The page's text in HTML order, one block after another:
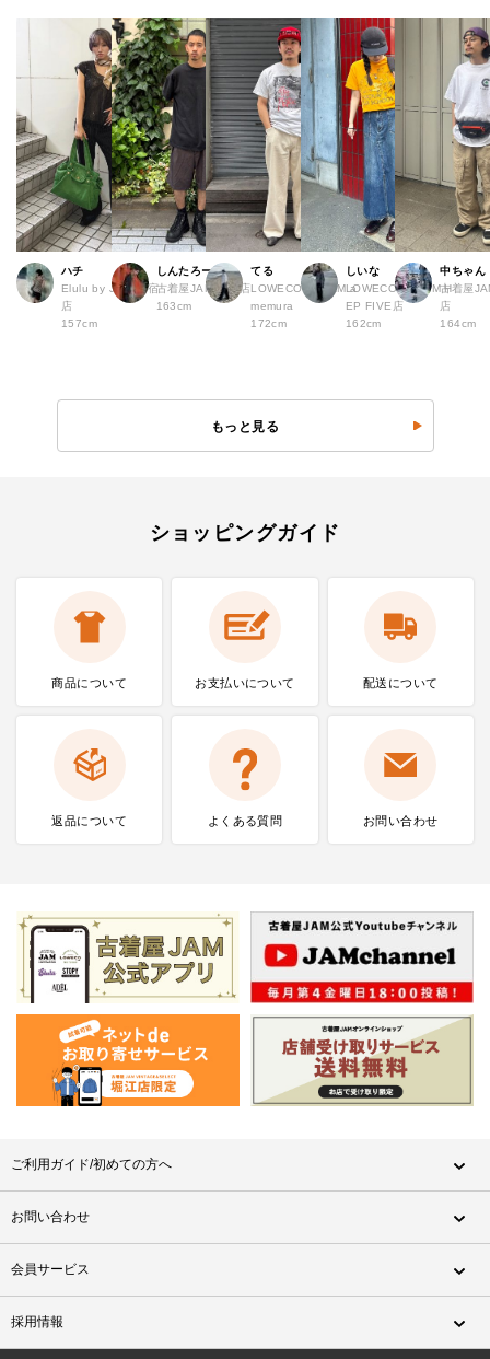
ハチ
Elulu by JAM 原宿
店
157cm
しんたろー
古着屋JAM 仙台店
163cm
てる
LOWECO by JAM a
memura
172cm
しいな
LOWECO by JAM H
EP FIVE店
162cm
中ちゃん
古着屋
店
164cm
もっと見る
ショッピングガイド
商品について お支払いについて 配送について
返品について よくある質問 お問い合わせ
ご利用ガイド/初めての方へ
お問い合わせ
会員サービス
採用情報